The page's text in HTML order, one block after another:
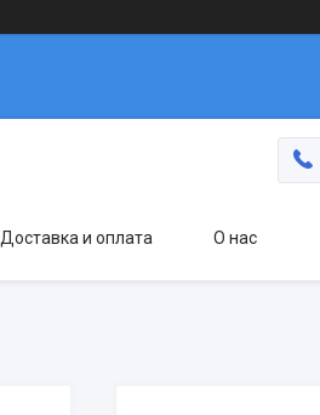
Доставка и оплата О нас